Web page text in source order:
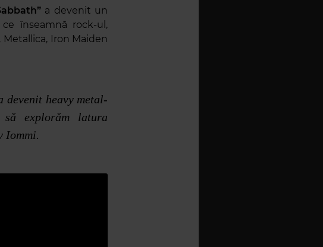
a devenit un
înseamnă rock-ul,
Iron Maiden
devenit heavy metal-
explorăm latura
Iommi.